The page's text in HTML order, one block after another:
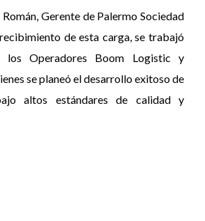
Gerente de Palermo Sociedad
de esta carga, se trabajó
los Operadores Boom Logistic y
se planeó el desarrollo exitoso de
altos estándares de calidad y